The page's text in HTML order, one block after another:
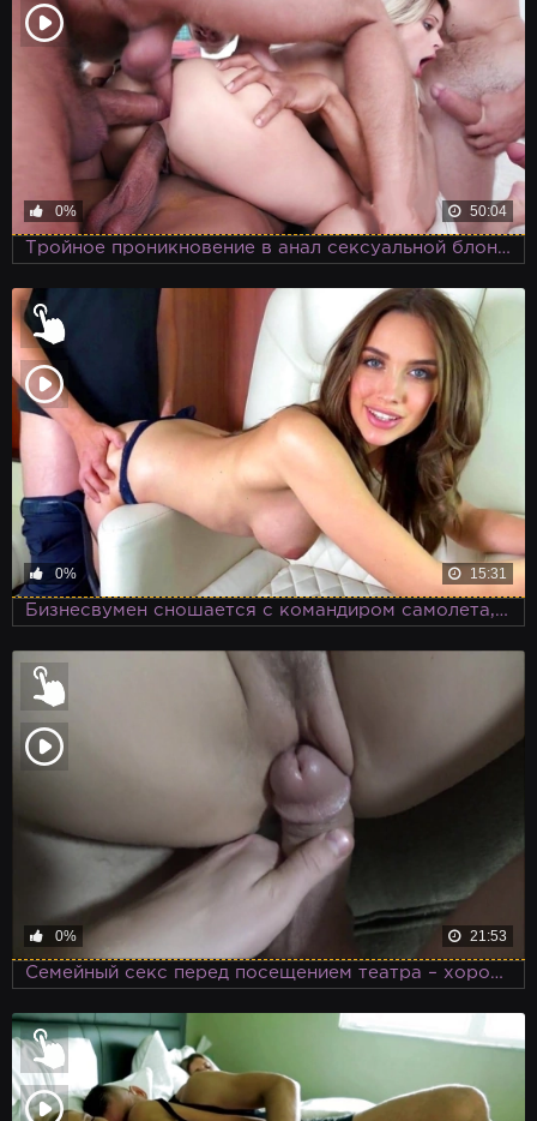
0% 50:04
Тройное проникновение в анал сексуальной блондинки Рии Санн, обожающей групповуху
0% 15:31
Бизнесвумен сношается с командиром самолета, так как течет по мужчинам в форме
0% 21:53
Семейный секс перед посещением театра – хорошая традиция интеллигентной пары